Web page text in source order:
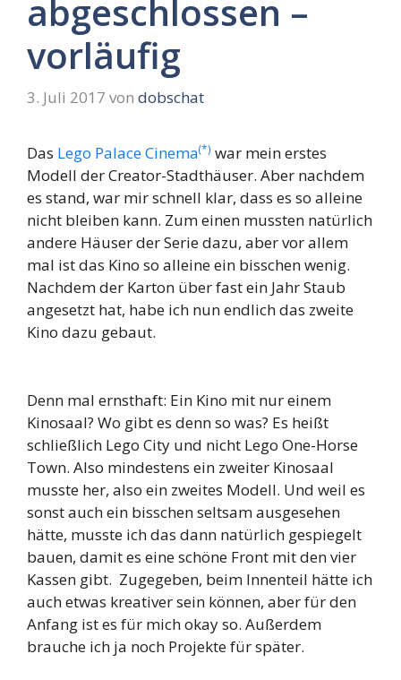
abgeschlossen –
vorläufig
3. Juli 2017 von dobschat
Das Lego Palace Cinema(*) war mein erstes
Modell der Creator-Stadthäuser. Aber nachdem
es stand, war mir schnell klar, dass es so alleine
nicht bleiben kann. Zum einen mussten natürlich
andere Häuser der Serie dazu, aber vor allem
mal ist das Kino so alleine ein bisschen wenig.
Nachdem der Karton über fast ein Jahr Staub
angesetzt hat, habe ich nun endlich das zweite
Kino dazu gebaut.
Denn mal ernsthaft: Ein Kino mit nur einem
Kinosaal? Wo gibt es denn so was? Es heißt
schließlich Lego City und nicht Lego One-Horse
Town. Also mindestens ein zweiter Kinosaal
musste her, also ein zweites Modell. Und weil es
sonst auch ein bisschen seltsam ausgesehen
hätte, musste ich das dann natürlich gespiegelt
bauen, damit es eine schöne Front mit den vier
Kassen gibt. Zugegeben, beim Innenteil hätte ich
auch etwas kreativer sein können, aber für den
Anfang ist es für mich okay so. Außerdem
brauche ich ja noch Projekte für später.